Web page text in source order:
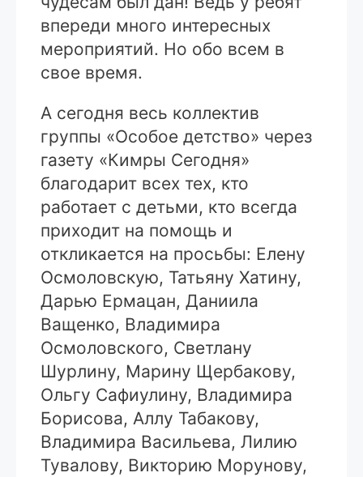
впереди много интересных
мероприятий. Но обо всем в
свое время.
А сегодня весь коллектив
группы «Особое детство» через
газету «Кимры Сегодня»
благодарит всех тех, кто
работает с детьми, кто всегда
приходит на помощь и
откликается на просьбы: Елену
Осмоловскую, Татьяну Хатину,
Дарью Ермацан, Даниила
Ващенко, Владимира
Осмоловского, Светлану
Шурлину, Марину Щербакову,
Ольгу Сафиулину, Владимира
Борисова, Аллу Табакову,
Владимира Васильева, Лилию
Тувалову, Викторию Морунову,